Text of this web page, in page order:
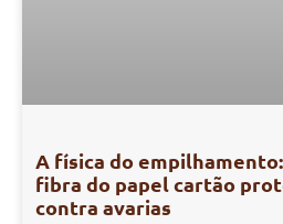
A física do
fibra do papel cartão
contra avarias